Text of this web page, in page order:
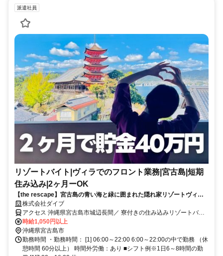
派遣社員
リゾートバイト|ヴィラでのフロント業務|宮古島|短期
住み込み|2ヶ月ーOK
【the rescape】宮古島の青い海と緑に囲まれた隠れ家リゾートヴィラ
で、非日常の特別な時間を一緒に作り上げましょう！
株式会社ダイブ
アクセス 沖縄県宮古島市城辺長間／ 寮付きの住み込みリゾートバイ
ト／生活費が抑えられるのでお金が貯まる／休日は観光し放題／急募
／面接なし
時給1,050円以上
沖縄県宮古島市
勤務時間 ・勤務時間： [1] 06:00～22:00 6:00～22:00の中で勤務 （休
憩時間 60分以上） 時間外労働：あり ■シフト例※1日6～8時間の勤